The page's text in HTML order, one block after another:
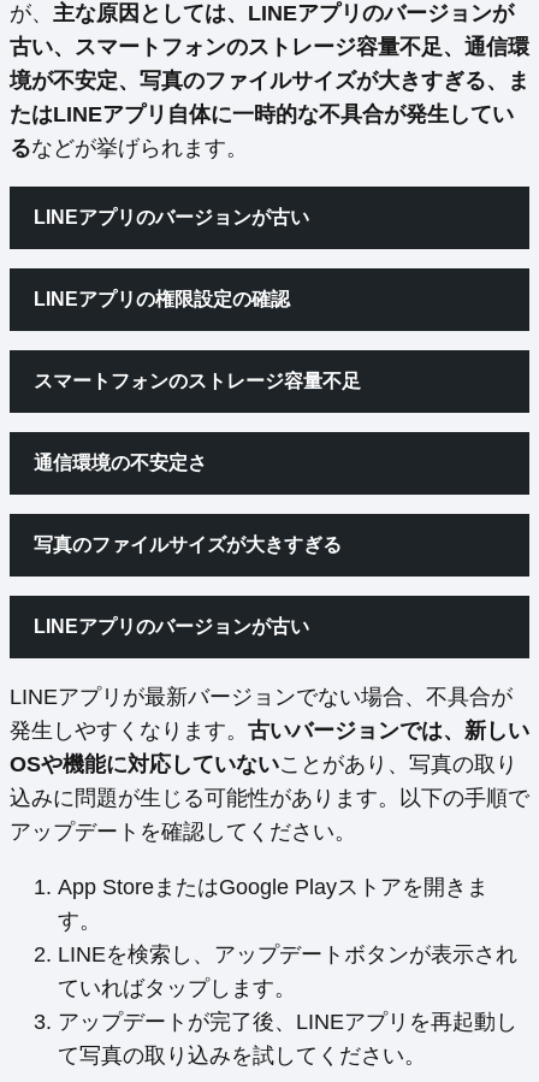
が、 主な原因としては、LINEアプリのバージョンが
古い、スマートフォンのストレージ容量不足、通信環
境が不安定、写真のファイルサイズが大きすぎる、ま
たはLINEアプリ自体に一時的な不具合が発生してい
るなどが挙げられます。
LINEアプリのバージョンが古い
LINEアプリの権限設定の確認
スマートフォンのストレージ容量不足
通信環境の不安定さ
写真のファイルサイズが大きすぎる
LINEアプリのバージョンが古い
LINEアプリが最新バージョンでない場合、不具合が
発生しやすくなります。 古いバージョンでは、新しい
OSや機能に対応していないことがあり、写真の取り
込みに問題が生じる可能性があります。以下の手順で
アップデートを確認してください。
App StoreまたはGoogle Playストアを開きま
す。
LINEを検索し、アップデートボタンが表示され
ていればタップします。
アップデートが完了後、LINEアプリを再起動し
て写真の取り込みを試してください。